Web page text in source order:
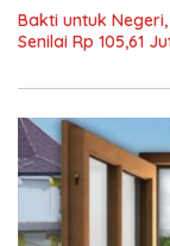
Bakti untuk
Senilai Rp 105,61